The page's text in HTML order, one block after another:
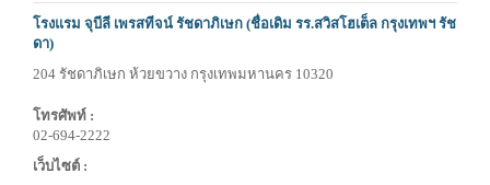
โรงแรม จุบีลี เพรสทีจน์ รัชดาภิเษก (ชื่อเดิม รร.สวิสโฮเต็ล กรุงเทพฯ รัช
ดา)
204 รัชดาภิเษก ห้วยขวาง กรุงเทพมหานคร 10320
โทรศัพท์ :
02-694-2222
เว็บไซต์ :